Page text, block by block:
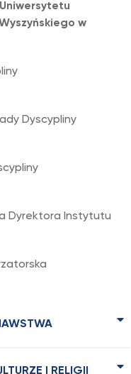
Uniwersytetu
w
Dyscypliny
Dyrektora Instytutu
I RELIGII